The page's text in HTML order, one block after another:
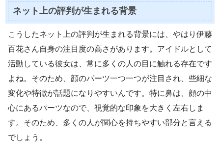
ネット上の評判が生まれる背景
こうしたネット上の評判が生まれる背景には、やはり伊藤
百花さん自身の注目度の高さがあります。アイドルとして
活動している彼女は、常に多くの人の目に触れる存在です
よね。そのため、顔のパーツ一つ一つが注目され、些細な
変化や特徴が話題になりやすいんです。特に鼻は、顔の中
心にあるパーツなので、視覚的な印象を大きく左右しま
す。そのため、多くの人が関心を持ちやすい部分と言える
でしょう。